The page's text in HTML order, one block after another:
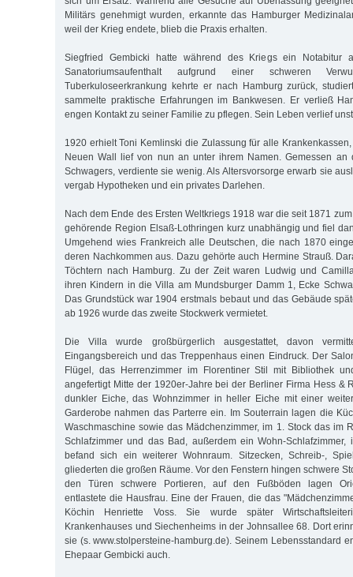
Militärs genehmigt wurden, erkannte das Hamburger
weil der Krieg endete, blieb die Praxis erhalten.
Siegfried Gembicki hatte während des Kriegs ein Notabitur
Sanatoriumsaufenthalt aufgrund einer schweren
Tuberkuloseerkrankung kehrte er nach Hamburg zurück,
sammelte praktische Erfahrungen im Bankwesen. Er verließ
engen Kontakt zu seiner Familie zu pflegen. Sein Leben verlief
1920 erhielt Toni Kemlinski die Zulassung für alle
Neuen Wall lief von nun an unter ihrem Namen. Gemessen an
Schwagers, verdiente sie wenig. Als Altersvorsorge erwarb sie
vergab Hypotheken und ein privates Darlehen.
Nach dem Ende des Ersten Weltkriegs 1918 war die seit 1871
gehörende Region Elsaß-Lothringen kurz unabhängig und fiel
Umgehend wies Frankreich alle Deutschen, die nach 1870
deren Nachkommen aus. Dazu gehörte auch Hermine Strauß.
Töchtern nach Hamburg. Zu der Zeit waren Ludwig und
ihren Kindern in die Villa am Mundsburger Damm 1, Ecke
Das Grundstück war 1904 erstmals bebaut und das Gebäude
ab 1926 wurde das zweite Stockwerk vermietet.
Die Villa wurde großbürgerlich ausgestattet, davon
Eingangsbereich und das Treppenhaus einen Eindruck. Der
Flügel, das Herrenzimmer im Florentiner Stil mit Bibliothek
angefertigt Mitte der 1920er-Jahre bei der Berliner Firma Hess &
dunkler Eiche, das Wohnzimmer in heller Eiche mit einer
Garderobe nahmen das Parterre ein. Im Souterrain lagen die
Waschmaschine sowie das Mädchenzimmer, im 1. Stock das im
Schlafzimmer und das Bad, außerdem ein Wohn-Schlafzimmer,
befand sich ein weiterer Wohnraum. Sitzecken, Schreib-,
gliederten die großen Räume. Vor den Fenstern hingen schwere
den Türen schwere Portieren, auf den Fußböden lagen
entlastete die Hausfrau. Eine der Frauen, die das
Köchin Henriette Voss. Sie wurde später
Krankenhauses und Siechenheims in der Johnsallee 68. Dort
sie (s. www.stolpersteine-hamburg.de). Seinem Lebensstandard
Ehepaar Gembicki auch.